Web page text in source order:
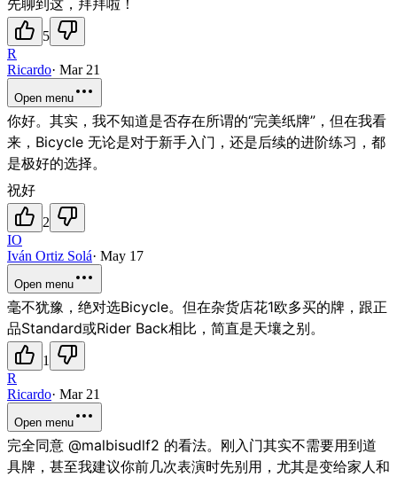
5
R
Ricardo· Mar 21
Open menu
你好。其实，我不知道是否存在所谓的“完美纸牌”，但在我看
来，Bicycle 无论是对于新手入门，还是后续的进阶练习，都
是极好的选择。
祝好
2
IO
Iván Ortiz Solá· May 17
Open menu
毫不犹豫，绝对选Bicycle。但在杂货店花1欧多买的牌，跟正
品Standard或Rider Back相比，简直是天壤之别。
1
R
Ricardo· Mar 21
Open menu
完全同意 @malbisudlf2 的看法。刚入门其实不需要用到道
具牌，甚至我建议你前几次表演时先别用，尤其是变给家人和